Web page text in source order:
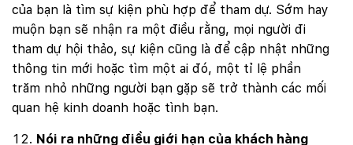
của bạn là tìm sự kiện phù hợp để tham dự. Sớm hay
muộn bạn sẽ nhận ra một điều rằng, mọi người đi
tham dự hội thảo, sự kiện cũng là để cập nhật những
thông tin mới hoặc tìm một ai đó, một tỉ lệ phần
trăm nhỏ những người bạn gặp sẽ trở thành các mối
quan hệ kinh doanh hoặc tình bạn.
Nói ra những điều giới hạn của khách hàng